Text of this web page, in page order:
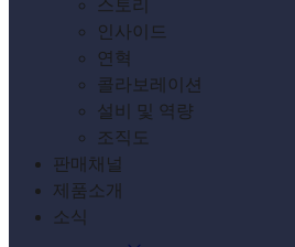
스토리
인사이드
연혁
콜라보레이션
설비 및 역량
조직도
판매채널
제품소개
소식